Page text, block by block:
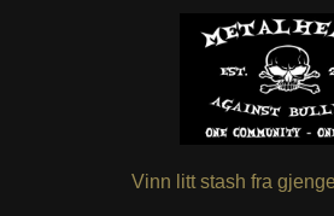
Vinn litt stash fra